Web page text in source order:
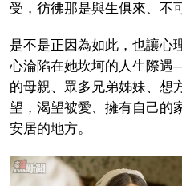
受，彷彿那是與生俱來、不
是不是正因為如此，也讓心
心淪陷在她坎坷的人生際
的母親、眾多兄弟姊妹、想
望，渴望被愛、擁有自己的
安居的地方。